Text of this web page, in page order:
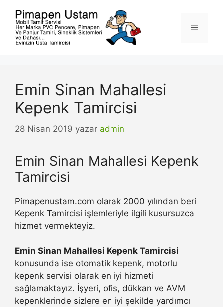
Menü
Emin Sinan Mahallesi
Kepenk Tamircisi
28 Nisan 2019 yazar admin
Emin Sinan Mahallesi Kepenk
Tamircisi
Pimapenustam.com olarak 2000 yılından beri
Kepenk Tamircisi işlemleriyle ilgili kusursuzca
hizmet vermekteyiz.
Emin Sinan Mahallesi Kepenk Tamircisi
konusunda ise otomatik kepenk, motorlu
kepenk servisi olarak en iyi hizmeti
sağlamaktayız. İşyeri, ofis, dükkan ve AVM
kepenklerinde sizlere en iyi şekilde yardımcı